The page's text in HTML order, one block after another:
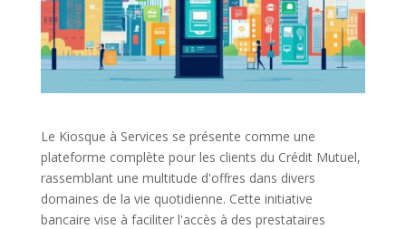
Le Kiosque à Services se présente comme une
plateforme complète pour les clients du Crédit Mutuel,
rassemblant une multitude d'offres dans divers
domaines de la vie quotidienne. Cette initiative
bancaire vise à faciliter l'accès à des prestataires